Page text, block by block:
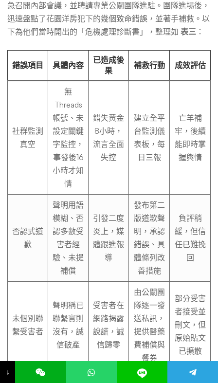
急召開內部會議，並聘請專業公關團隊進駐。團隊進場後，
迅速盤點了花園洋房犯下的幾個致命錯誤，並著手補救。以
下為他們當時開出的「危機處理診斷書」，整理如 表三 ：
錯誤項目 具體內容
已造成後
果
補救行動 成效評估
社群監測
真空
無
Threads
帳號、未
設定關鍵
字監控，
事發後16
小時才知
情
錯失黃金
8小時，
流言全面
失控
建立全平
台監測儀
表板，每
日三報
亡羊補
牢，後續
能即時掌
握輿情
否認式道
歉
聲明用語
模糊、否
認多數受
害者經
驗、未提
補償
引發二度
炎上，媒
體跟進報
導
發布第二
版道歉聲
明，承認
錯誤、具
體條列改
善措施
負評稍
緩，但信
任已難挽
回
未個別聯
繫受害者
聲明稱已
聯繫實則
沒有，誠
信破產
受害者在
網路揭露
說謊，誠
信歸零
由公關團
隊逐一發
送私訊，
提供醫藥
費補償與
餐券
部分受害
者接受並
刪文，但
原始貼文
已擴散
停止檢舉
↓